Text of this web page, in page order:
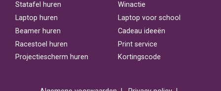
Statafel huren
Laptop huren
Beamer huren
Racestoel huren
Projectiescherm huren
Winactie
Laptop voor school
Cadeau ideeën
Print service
Kortingscode